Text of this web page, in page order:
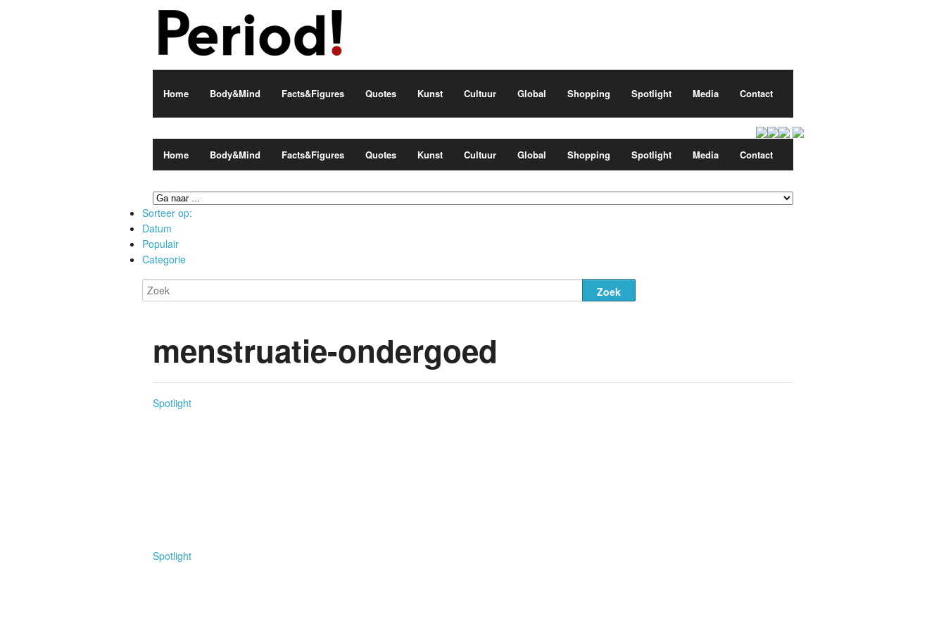
Home Body&Mind Facts&Figures Quotes Kunst Cultuur Global Shopping Spotlight Media Contact
Home Body&Mind Facts&Figures Quotes Kunst Cultuur Global Shopping Spotlight Media Contact
Sorteer op:
Datum
Populair
Categorie
menstruatie-ondergoed
Spotlight
Spotlight